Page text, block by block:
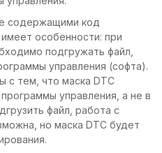
содержащими код
особенности: при
подгружать файл,
управления (софта).
с тем, что маска DTC
управления, а не в
файл, работа с
но маска DTC будет